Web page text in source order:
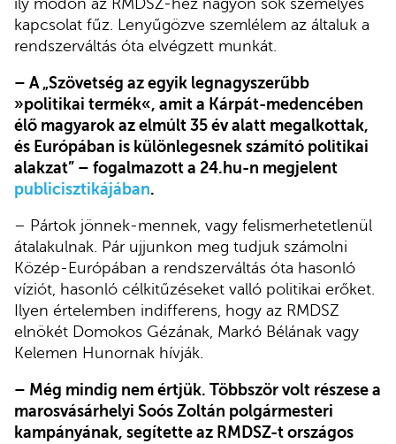
ily módon az RMDSZ-hez nagyon sok személyes
kapcsolat fűz. Lenyűgözve szemlélem az általuk a
rendszerváltás óta elvégzett munkát.
– A „Szövetség az egyik legnagyszerűbb
»politikai termék«, amit a Kárpát-medencében
élő magyarok az elmúlt 35 év alatt megalkottak,
és Európában is különlegesnek számító politikai
alakzat” – fogalmazott a 24.hu-n megjelent
publicisztikájában.
– Pártok jönnek-mennek, vagy felismerhetetlenül
átalakulnak. Pár ujjunkon meg tudjuk számolni
Közép-Európában a rendszerváltás óta hasonló
víziót, hasonló célkitűzéseket valló politikai erőket.
Ilyen értelemben indifferens, hogy az RMDSZ
elnökét Domokos Gézának, Markó Bélának vagy
Kelemen Hunornak hívják.
– Még mindig nem értjük. Többször volt részese a
marosvásárhelyi Soós Zoltán polgármesteri
kampányának, segítette az RMDSZ-t országos